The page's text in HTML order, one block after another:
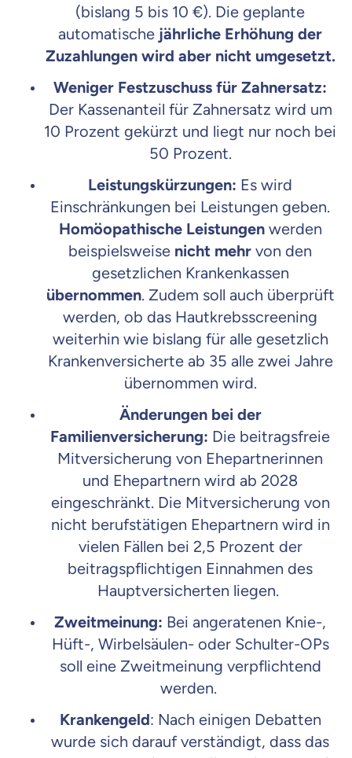
(bislang 5 bis 10 €). Die geplante
automatische jährliche Erhöhung der
Zuzahlungen wird aber nicht umgesetzt.
Weniger Festzuschuss für Zahnersatz:
Der Kassenanteil für Zahnersatz wird um
10 Prozent gekürzt und liegt nur noch bei
50 Prozent.
Leistungskürzungen: Es wird
Einschränkungen bei Leistungen geben.
Homöopathische Leistungenwerden
beispielsweise nicht mehr von den
gesetzlichen Krankenkassen
übernommen. Zudem soll auch überprüft
werden, ob das Hautkrebsscreening
weiterhin wie bislang für alle gesetzlich
Krankenversicherte ab 35 alle zwei Jahre
übernommen wird.
Änderungen bei der
Familienversicherung: Die beitragsfreie
Mitversicherung von Ehepartnerinnen
und Ehepartnern wird ab 2028
eingeschränkt. Die Mitversicherung von
nicht berufstätigen Ehepartnern wird in
vielen Fällen bei 2,5 Prozent der
beitragspflichtigen Einnahmen des
Hauptversicherten liegen.
Zweitmeinung: Bei angeratenen Knie-,
Hüft-, Wirbelsäulen- oder Schulter-OPs
soll eine Zweitmeinung verpflichtend
werden.
Krankengeld: Nach einigen Debatten
wurde sich darauf verständigt, dass das